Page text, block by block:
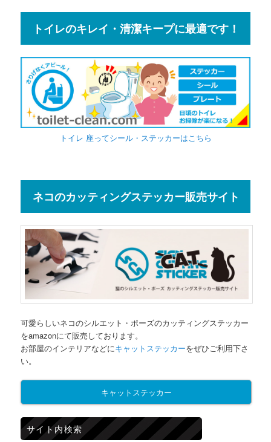
トイレのキレイ・清潔キープに最適です！
トイレ 座ってシール・ステッカーはこちら
ネコのカッティングステッカー販売サイト
可愛らしいネコのシルエット・ポーズのカッティングステッカー
をamazonにて販売しております。
お部屋のインテリアなどにキャットステッカーをぜひご利用下さ
い。
キャットステッカー
サイト内検索